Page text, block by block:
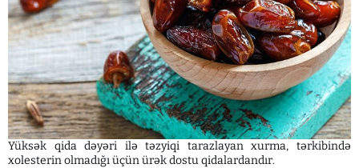
Yüksək qida dəyəri ilə təzyiqi tarazlayan xurma, tərkibində
xolesterin olmadığı üçün ürək dostu qidalardandır.